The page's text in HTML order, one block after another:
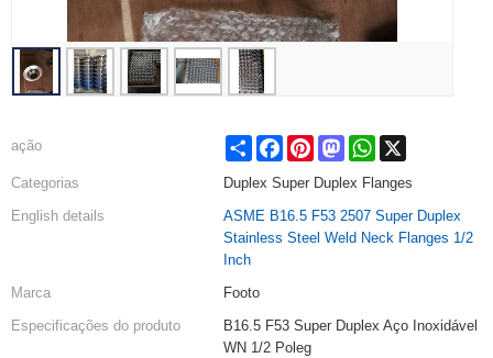
ação Share FacebookPinterestMastodonWhatsApp
Categorias
Duplex Super Duplex Flanges
English details
ASME B16.5 F53 2507 Super Duplex
Stainless Steel Weld Neck Flanges 1/2
Inch
Marca
Footo
Especificações do produto
B16.5 F53 Super Duplex Aço Inoxidável
WN 1/2 Poleg